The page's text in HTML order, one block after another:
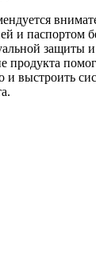
и паспортом
защиты
продукта
и выстроить